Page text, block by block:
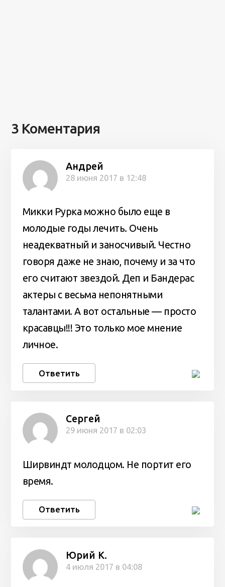
3 Коментария
Андрей
28 июня 2017 в 12:48
Микки Рурка можно было еще в
молодые годы лечить. Очень
неадекватный и заносчивый. Честно
говоря даже не знаю, почему и за что
его считают звездой. Деп и Бандерас
актеры с весьма непонятными
талантами. А вот остальные — просто
красавцы!!! Это только мое мнение
личное.
Ответить
Сергей
29 июня 2017 в 02:03
Ширвиндт молодцом. Не портит его
время.
Ответить
Юрий К.
4 июля 2017 в 04:08